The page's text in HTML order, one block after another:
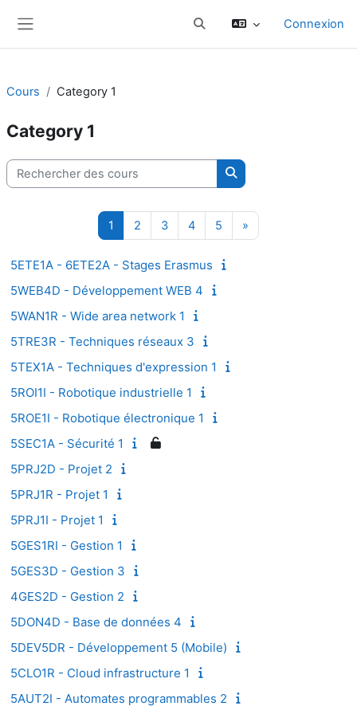
Activer/désactiver la saisie
Connexion
Cours Category 1
Category 1
Rechercher des cours
Rechercher des cours
1 Page 1
2 Page 2
3Page 3
4Page 4
5 Page 5
»
5ETE1A - 6ETE2A - Stages Erasmus
5WEB4D - Développement WEB 4
5WAN1R - Wide area network 1
5TRE3R - Techniques réseaux 3
5TEX1A - Techniques d'expression 1
5ROI1I - Robotique industrielle 1
5ROE1I - Robotique électronique 1
5SEC1A - Sécurité 1
5PRJ2D - Projet 2
5PRJ1R - Projet 1
5PRJ1I - Projet 1
5GES1RI - Gestion 1
5GES3D - Gestion 3
4GES2D - Gestion 2
5DON4D - Base de données 4
5DEV5DR - Développement 5 (Mobile)
5CLO1R - Cloud infrastructure 1
5AUT2I - Automates programmables 2